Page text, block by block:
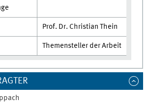
Prof. Dr. Christian Thein
Themensteller der Arbeit